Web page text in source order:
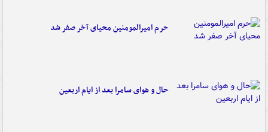
حرم امیرالمومنین محیای آخر صفر شد
حال و هوای سامرا بعد از ایام اربعین